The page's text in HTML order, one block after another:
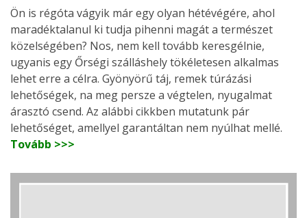
Ön is régóta vágyik már egy olyan hétévégére, ahol
maradéktalanul ki tudja pihenni magát a természet
közelségében? Nos, nem kell tovább keresgélnie,
ugyanis egy Őrségi szálláshely tökéletesen alkalmas
lehet erre a célra. Gyönyörű táj, remek túrázási
lehetőségek, na meg persze a végtelen, nyugalmat
árasztó csend. Az alábbi cikkben mutatunk pár
lehetőséget, amellyel garantáltan nem nyúlhat mellé.
Tovább >>>